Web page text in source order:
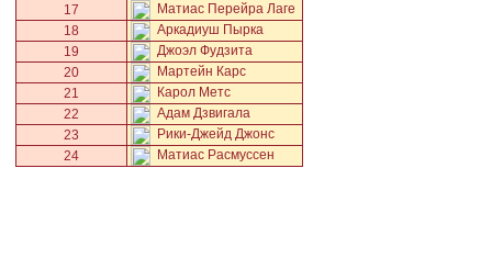
17
Матиас Перейра Лаге
18
Аркадиуш Пырка
19
Джоэл Фудзита
20
Мартейн Карс
21
Карол Метс
22
Адам Дзвигала
23
Рики-Джейд Джонс
24
Матиас Расмуссен